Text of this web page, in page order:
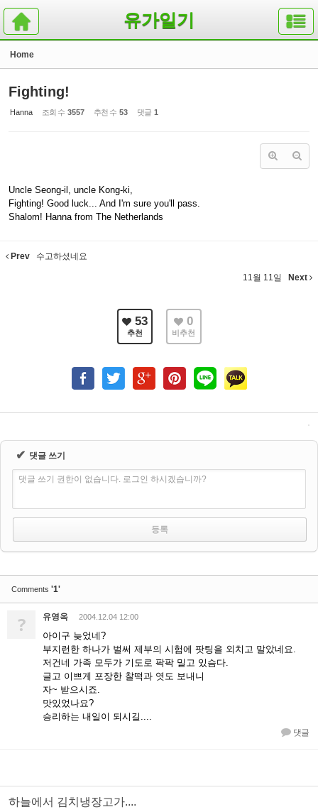
유가일기
Home
Fighting!
Hanna 조회 수 3557 추천 수 53 댓글 1
Uncle Seong-il, uncle Kong-ki,
Fighting! Good luck... And I'm sure you'll pass.
Shalom! Hanna from The Netherlands
Prev 수고하셨네요
11월 11일 Next
53
추천
0
비추천
✔ 댓글 쓰기
댓글 쓰기 권한이 없습니다. 로그인 하시겠습니까?
Comments '1'
? 유영옥 2004.12.04 12:00
아이구 늦었네?
부지런한 하나가 벌써 제부의 시험에 팟팅을 외치고 말았네요.
저건네 가족 모두가 기도로 팍팍 밀고 있슴다.
글고 이쁘게 포장한 찰떡과 엿도 보내니
자~ 받으시죠.
맛있었나요?
승리하는 내일이 되시길....
댓글
하늘에서 김치냉장고가....